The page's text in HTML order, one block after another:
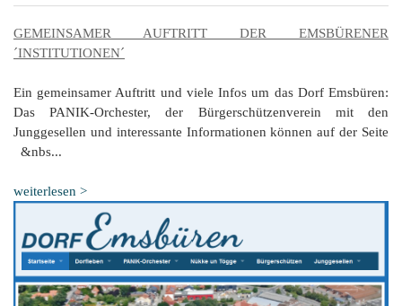
GEMEINSAMER AUFTRITT DER EMSBÜRENER
´INSTITUTIONEN´
Ein gemeinsamer Auftritt und viele Infos um das Dorf Emsbüren:
Das PANIK-Orchester, der Bürgerschützenverein mit den
Junggesellen und interessante Informationen können auf der Seite
&nbs...
weiterlesen >